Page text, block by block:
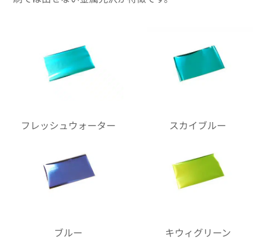
フレッシュウォーター スカイブルー
ブルー キウィグリーン